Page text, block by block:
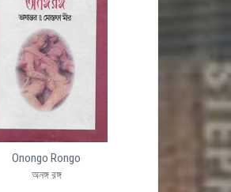
Onongo Rongo
অনঙ্গ রঙ্গ